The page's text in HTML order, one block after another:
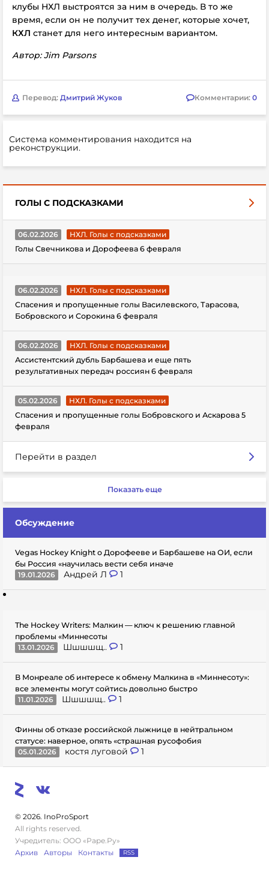
клубы НХЛ выстроятся за ним в очередь. В то же
время, если он не получит тех денег, которые хочет,
КХЛ станет для него интересным вариантом.
Автор: Jim Parsons
Перевод: Дмитрий Жуков Комментарии: 0
Система комментирования находится на
реконструкции.
ГОЛЫ С ПОДСКАЗКАМИ
06.02.2026
НХЛ. Голы с подсказками
Голы Свечникова и Дорофеева 6 февраля
06.02.2026
НХЛ. Голы с подсказками
Спасения и пропущенные голы Василевского, Тарасова,
Бобровского и Сорокина 6 февраля
06.02.2026
НХЛ. Голы с подсказками
Ассистентский дубль Барбашева и еще пять
результативных передач россиян 6 февраля
05.02.2026
НХЛ. Голы с подсказками
Спасения и пропущенные голы Бобровского и Аскарова 5
февраля
Перейти в раздел
Показать еще
Обсуждение
Vegas Hockey Knight о Дорофееве и Барбашеве на ОИ, если
бы Россия «научилась вести себя иначе
19.01.2026
Андрей Л 1
The Hockey Writers: Малкин — ключ к решению главной
проблемы «Миннесоты
13.01.2026
Шшшшщ.. 1
В Монреале об интересе к обмену Малкина в «Миннесоту»:
все элементы могут сойтись довольно быстро
11.01.2026
Шшшшщ.. 1
Финны об отказе российской лыжнице в нейтральном
статусе: наверное, опять «страшная русофобия
05.01.2026
костя луговой 1
© 2026. InoProSport
All rights reserved.
Учредитель: ООО «Раре.Ру»
Архив
Авторы Контакты RSS